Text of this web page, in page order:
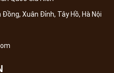
Xuân Đỉnh, Tây Hồ, Hà Nội